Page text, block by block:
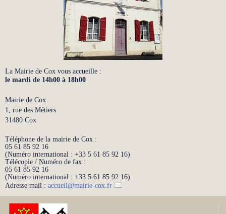
La Mairie de Cox vous accueille :
le mardi de 14h00 à 18h00
Mairie de Cox
1, rue des Métiers
31480 Cox
Téléphone de la mairie de Cox :
05 61 85 92 16
(Numéro international : +33 5 61 85 92 16)
Télécopie / Numéro de fax :
05 61 85 92 16
(Numéro international : +33 5 61 85 92 16)
Adresse mail : accueil@mairie-cox.fr